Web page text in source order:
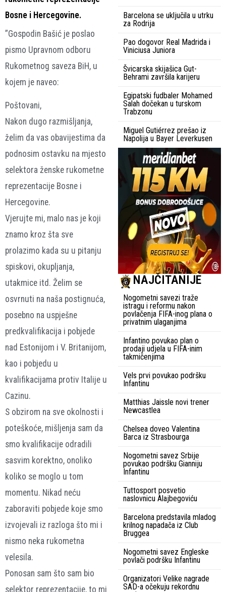
Bosne i Hercegovine.
”Gospodin Bašić je poslao
pismo Upravnom odboru
Rukometnog saveza BiH, u
kojem je naveo:
Poštovani,
Nakon dugo razmišljanja,
želim da vas obavijestima da
podnosim ostavku na mjesto
selektora ženske rukometne
reprezentacije Bosne i
Hercegovine.
Vjerujte mi, malo nas je koji
znamo kroz šta sve
prolazimo kada su u pitanju
spiskovi, okupljanja,
utakmice itd. Želim se
osvrnuti na naša postignuća,
posebno na uspješne
predkvalifikacija i pobjede
nad Estonijom i V. Britanijom,
kao i pobjedu u
kvalifikacijama protiv Italije u
Cazinu.
S obzirom na sve okolnosti i
poteškoće, mišljenja sam da
smo kvalifikacije odradili
sasvim korektno, onoliko
koliko se moglo u tom
momentu. Nikad neću
zaboraviti pobjede koje smo
izvojevali iz razloga što mi i
nismo neka rukometna
velesila.
Ponosan sam što sam bio
selektor reprezentacije, to mi
Barcelona se uključila u utrku
za Rodrija
Pao dogovor Real Madrida i
Viniciusa Juniora
Švicarska skijašica Gut-
Behrami završila karijeru
Egipatski fudbaler Mohamed
Salah dočekan u turskom
Trabzonu
Miguel Gutiérrez prešao iz
Napolija u Bayer Leverkusen
NAJČITANIJE
Nogometni savezi traže
istragu i reformu nakon
povlačenja FIFA-inog plana o
privatnim ulaganjima
Infantino povukao plan o
prodaji udjela u FIFA-inim
takmičenjima
Vels prvi povukao podršku
Infantinu
Matthias Jaissle novi trener
Newcastlea
Chelsea doveo Valentina
Barca iz Strasbourga
Nogometni savez Srbije
povukao podršku Gianniju
Infantinu
Tuttosport posvetio
naslovnicu Alajbegoviću
Barcelona predstavila mladog
krilnog napadača iz Club
Bruggea
Nogometni savez Engleske
povlači podršku Infantinu
Organizatori Velike nagrade
SAD-a očekuju rekordnu